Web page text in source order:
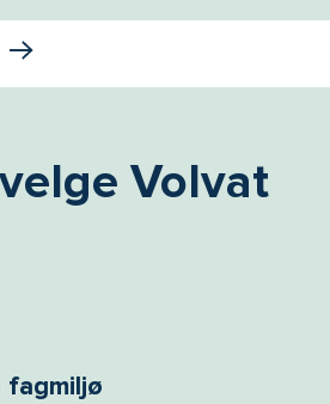
Volvat